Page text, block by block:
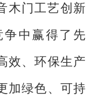
木门工艺创新
中赢得了先
效、环保生产
加绿色、可持